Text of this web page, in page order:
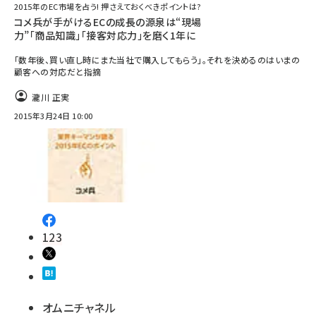
2015年のEC市場を占う! 押さえておくべきポイントは?
コメ兵が手がけるECの成長の源泉は“現場
力”「商品知識」「接客対応力」を磨く1年に
「数年後、買い直し時にまた当社で購入してもらう」。それを決めるのはいまの
顧客への対応だと指摘
瀧川 正実
2015年3月24日 10:00
123
オムニチャネル